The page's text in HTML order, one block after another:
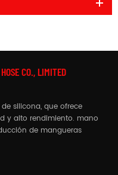
CO., LIMITED
silicona, que ofrece
y alto rendimiento. mano
de mangueras